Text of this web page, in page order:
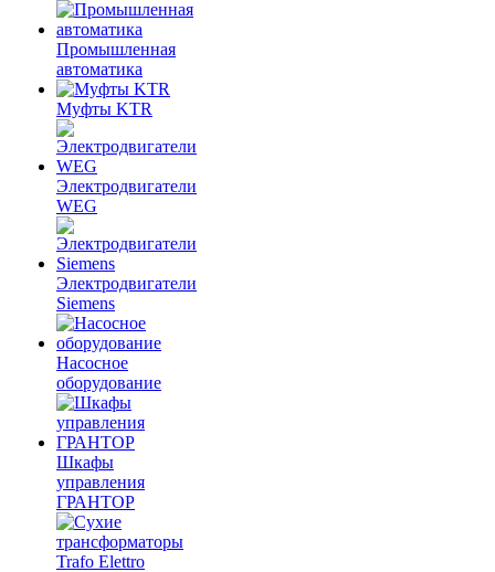
Промышленная
автоматика
Муфты KTR
Электродвигатели
WEG
Электродвигатели
Siemens
Насосное
оборудование
Шкафы
управления
ГРАНТОР